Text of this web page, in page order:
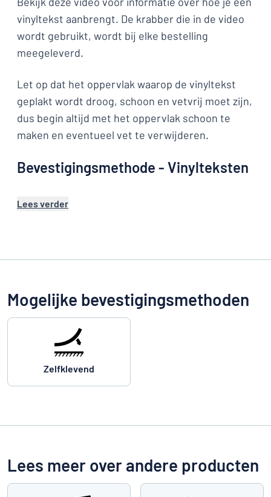
vinyltekst aanbrengt. De krabber die in de video
wordt gebruikt, wordt bij elke bestelling
meegeleverd.
Let op dat het oppervlak waarop de vinyltekst
geplakt wordt droog, schoon en vetvrij moet zijn,
dus begin altijd met het oppervlak schoon te
maken en eventueel vet te verwijderen.
Bevestigingsmethode - Vinylteksten
Lees verder
Mogelijke bevestigingsmethoden
Zelfklevend
Lees meer over andere producten